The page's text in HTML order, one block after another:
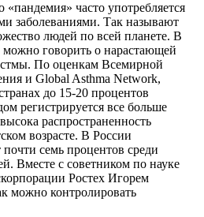
часто употребляется
заболеваниями. Так называют
людей по всей планете. В
говорить о нарастающей
По оценкам Всемирной
и Global Asthma Network,
до 15-20 процентов
регистрируется все больше
распространенность
возрасте. В России
почти семь процентов среди
Вместе с советником по науке
Ростех Игорем
можно контролировать